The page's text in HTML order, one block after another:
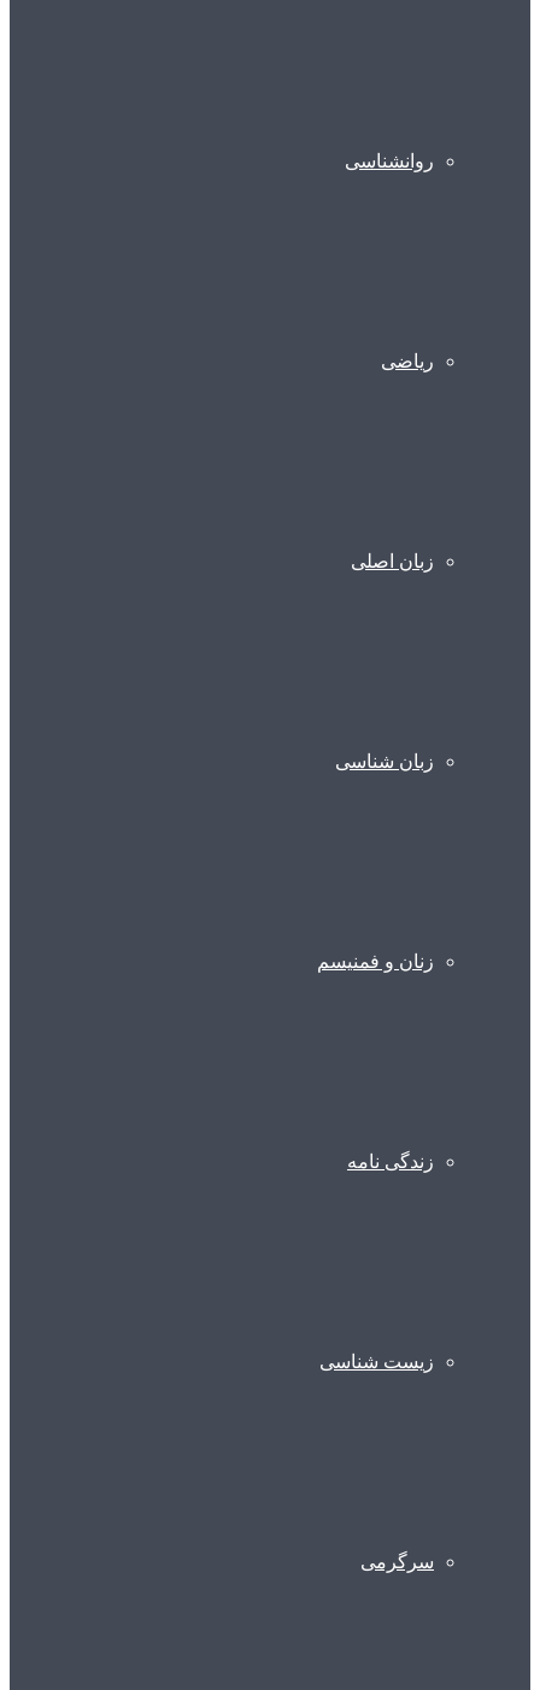
روانشناسی
ریاضی
زبان اصلی
زبان شناسی
زنان و فمنیسم
زندگی نامه
زیست شناسی
سرگرمی